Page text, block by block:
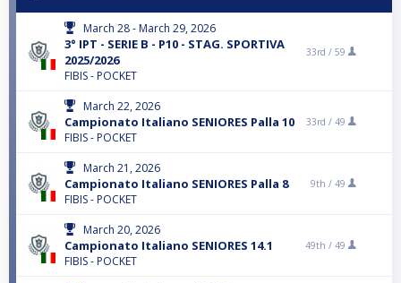
March 28 - March 29, 2026
3° IPT - SERIE B - P10 - STAG. SPORTIVA
2025/2026
FIBIS - POCKET
33rd / 59
March 22, 2026
Campionato Italiano SENIORES Palla 10
FIBIS - POCKET
33rd / 49
March 21, 2026
Campionato Italiano SENIORES Palla 8
FIBIS - POCKET
9th / 49
March 20, 2026
Campionato Italiano SENIORES 14.1
FIBIS - POCKET
49th / 49